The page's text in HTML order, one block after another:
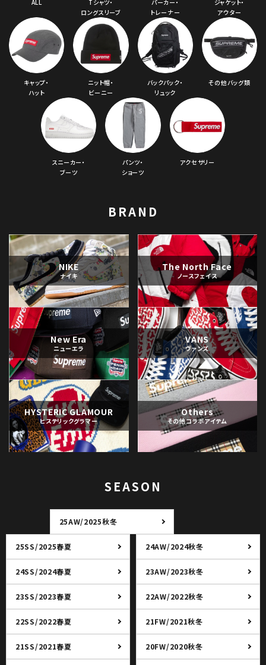
シーズンから探す
並び順
価格から探す
円 ～
在庫のない商品を表示する
ALL
Tシャツ・
ロングスリーブ
パーカー・
トレーナー
ジャケット・
アウター
キャップ・
ハット
ニット帽・
ビーニー
バックパック・
リュック
その他バッグ類
スニーカー・
ブーツ
パンツ・
ショーツ
アクセサリー
BRAND
NIKE
ナイキ
The North Face
ノースフェイス
New Era
ニューエラ
VANS
ヴァンズ
HYSTERIC GLAMOUR
ヒステリックグラマー
Others
その他コラボアイテム
SEASON
25AW/2025秋冬
25SS/2025春夏 24AW/2024秋冬
24SS/2024春夏 23AW/2023秋冬
23SS/2023春夏 22AW/2022秋冬
22SS/2022春夏 21FW/2021秋冬
21SS/2021春夏 20FW/2020秋冬